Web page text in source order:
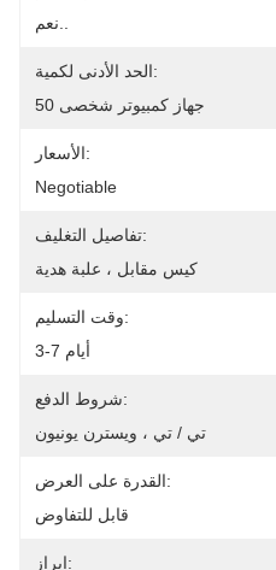
الحد الأدنى لكمية:
50 جهاز كمبيوتر شخصى
الأسعار:
Negotiable
تفاصيل التغليف:
كيس مقابل ، علبة هدية
وقت التسليم:
3-7 أيام
شروط الدفع:
تي / تي ، ويسترن يونيون
القدرة على العرض:
قابل للتفاوض
إبراز: